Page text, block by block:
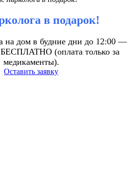
в подарок!
на дом в будние дни до 12:00 —
(оплата только за
медикаменты).
Оставить заявку